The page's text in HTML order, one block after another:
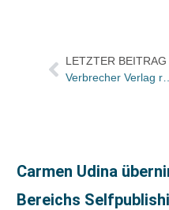
LETZTER BEITRAG
Verbrecher Verlag ruft Buch von Milo Rau zurück
Carmen Udina
Bereichs